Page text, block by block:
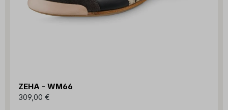
ZEHA - WM66
309,00 €